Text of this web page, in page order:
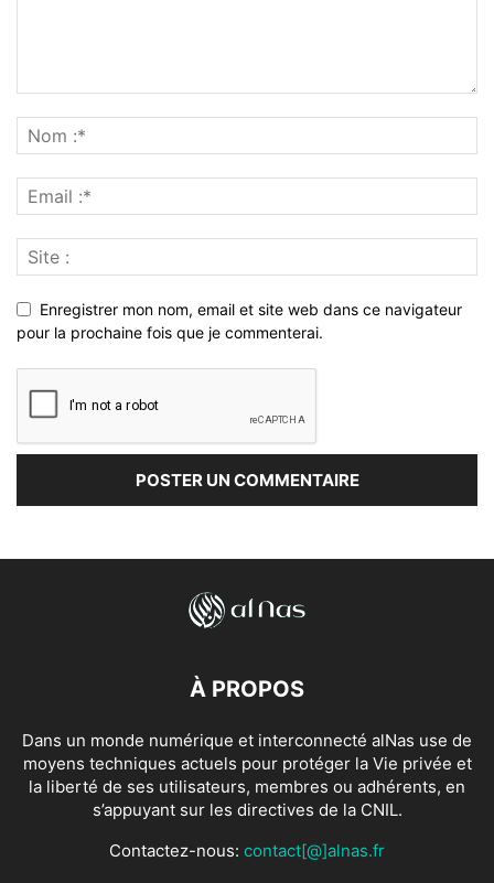
Enregistrer mon nom, email et site web dans ce navigateur
pour la prochaine fois que je commenterai.
À PROPOS
Dans un monde numérique et interconnecté alNas use de
moyens techniques actuels pour protéger la Vie privée et
la liberté de ses utilisateurs, membres ou adhérents, en
s’appuyant sur les directives de la CNIL.
Contactez-nous: contact[@]alnas.fr